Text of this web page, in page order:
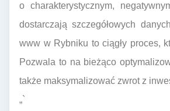
o charakterystycznym,
dostarczają szczegółowych
www w Rybniku to ciągły proces,
Pozwala to na bieżąco
także maksymalizować zwrot z
„`